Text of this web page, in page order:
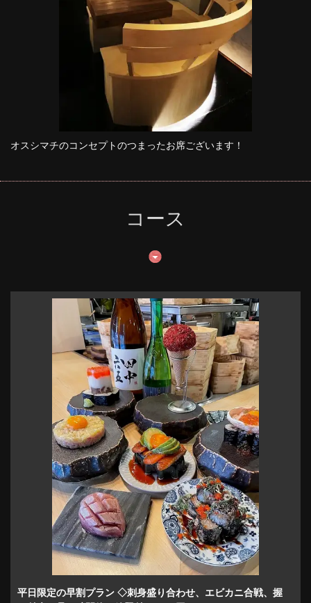
オスシマチのコンセプトのつまったお席ございます！
コース
平日限定の早割プラン ◇刺身盛り合わせ、エビカニ合戦、握